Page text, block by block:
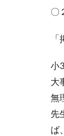
〇
小3
大
無
先
ば